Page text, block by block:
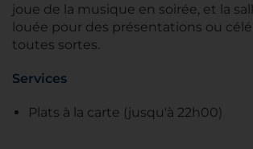
joue de la musique en soirée, et la
louée pour des présentations ou
toutes sortes.
Services
Plats à la carte (jusqu'à 22h00)